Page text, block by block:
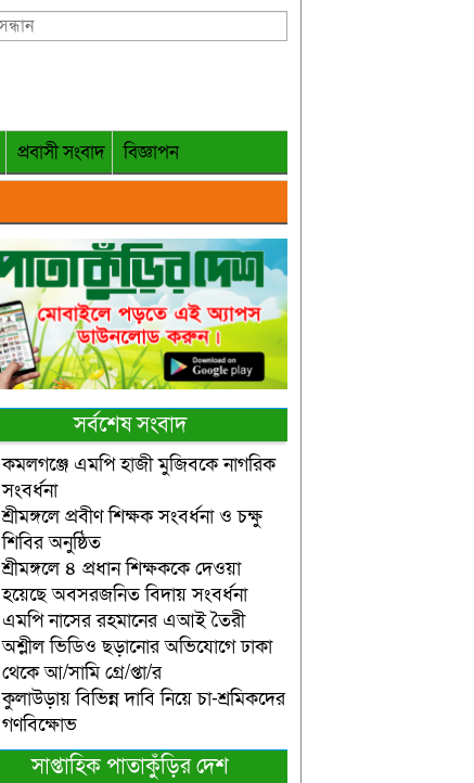
প্রবাসী সংবাদ
বিজ্ঞাপন
সর্বশেষ সংবাদ
কমলগঞ্জে এমপি হাজী মুজিবকে নাগরিক
সংবর্ধনা
শ্রীমঙ্গলে প্রবীণ শিক্ষক সংবর্ধনা ও চক্ষু
শিবির অনুষ্ঠিত
শ্রীমঙ্গলে ৪ প্রধান শিক্ষককে দেওয়া
হয়েছে অবসরজনিত বিদায় সংবর্ধনা
এমপি নাসের রহমানের এআই তৈরী
অশ্লীল ভিডিও ছড়ানোর অভিযোগে ঢাকা
থেকে আ/সামি গ্রে/প্তা/র
কুলাউড়ায় বিভিন্ন দাবি নিয়ে চা-শ্রমিকদের
গণবিক্ষোভ
সাপ্তাহিক পাতাকুঁড়ির দেশ